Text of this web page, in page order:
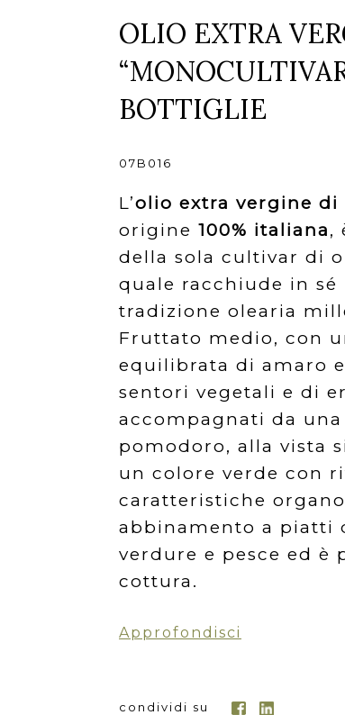
OLIO EXTRA
BOTTIGLIE
07B016
L’olio extra vergine di
origine 100% italiana,
della sola cultivar di
quale racchiude in
tradizione olearia
Fruttato medio, con
equilibrata di amaro
sentori vegetali e di
accompagnati da
pomodoro, alla vista
un colore verde con
caratteristiche
abbinamento a piatti
verdure e pesce ed è
cottura.
Approfondisci
condividi su